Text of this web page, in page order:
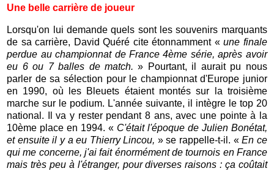
Une belle carrière de joueur
Lorsqu'on lui demande quels sont les souvenirs marquants
de sa carrière, David Quéré cite étonnamment «une finale
perdue au championnat de France 4ème série, après avoir
eu 6 ou 7 balles de match. » Pourtant, il aurait pu nous
parler de sa sélection pour le championnat d'Europe junior
en 1990, où les Bleuets étaient montés sur la troisième
marche sur le podium. L'année suivante, il intègre le top 20
national. Il va y rester pendant 8 ans, avec une pointe à la
10ème place en 1994. « C'était l'époque de Julien Bonétat,
et ensuite il y a eu Thierry Lincou, » se rappelle-t-il. «En ce
qui me concerne, j'ai fait énormément de tournois en France
mais très peu à l'étranger, pour diverses raisons : ça coûtait